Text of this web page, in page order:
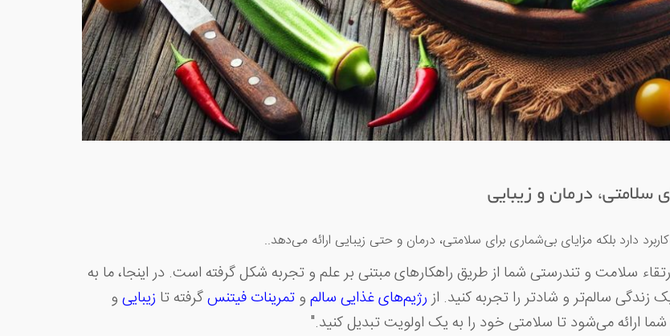
درمان و زیبایی
دارد بلکه مزایای بی‌شماری برای سلامتی، درمان و حتی زیبایی ارائه می‌دهد..
سلامت و تندرستی شما از طریق راهکارهای مبتنی بر علم و تجربه شکل گرفته است. در اینجا، ما به
سالم‌تر و شادتر را تجربه کنید. از رژیم‌های غذایی سالم و تمرینات فیتنسگرفته تا زیبایی و
ارائه می‌شود تا سلامتی خود را به یک اولویت تبدیل کنید."